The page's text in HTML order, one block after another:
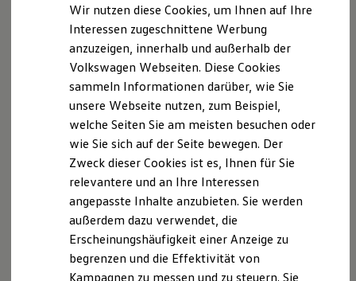
Laden unterwegs
Laden Zuhause
Ladestationen finden
Ladezeitensimulator
Batterie
Sicherheit
Nachhaltigkeit
Technologie
Kosten und Kauf
Kaufoptionen
E-Auto-Förderung
Software und Konnektivität
Die ID. Software 6
ID. Software Versionen und Updates
Digitale Extras
Schnittstellen zu Ihrem ID.
Hybridautos
Handelsregister: Amtsgericht Gütersloh HRA 3978
Persönlich haftende Gesellschafterin: Mügge Verw.
GmbH Verl, HRB 3412
Als Versicherungsvertreter mit Erlaubnisbefreiung
nach § 34d Abs. 3 GewO ist die Mügge Verwaltungs
GmbH im Versicherungsvermittlerregister, unter der
Register-Nr. D-72X7-S7M8Y-37 registriert.
Zuständige Behörde: IHK Ostwestfalen zu Bielefeld
Hinweis gemäß § 36
Verbraucherstreitbeilegungsgesetz (VSBG)
„Wir sind zur Teilnahme an einem
Streitbeilegungsverfahren vor einer
Wir nutzen diese Cookies, um Ihnen auf Ihre
Interessen zugeschnittene Werbung
anzuzeigen, innerhalb und außerhalb der
Volkswagen Webseiten. Diese Cookies
sammeln Informationen darüber, wie Sie
unsere Webseite nutzen, zum Beispiel,
welche Seiten Sie am meisten besuchen oder
wie Sie sich auf der Seite bewegen. Der
Zweck dieser Cookies ist es, Ihnen für Sie
relevantere und an Ihre Interessen
angepasste Inhalte anzubieten. Sie werden
außerdem dazu verwendet, die
Erscheinungshäufigkeit einer Anzeige zu
begrenzen und die Effektivität von
Kampagnen zu messen und zu steuern. Sie